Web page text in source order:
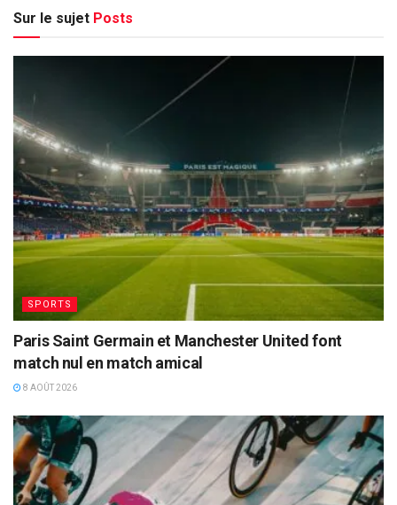
Sur le sujet Posts
SPORTS
Paris Saint Germain et Manchester United font
match nul en match amical
8 AOÛT 2026